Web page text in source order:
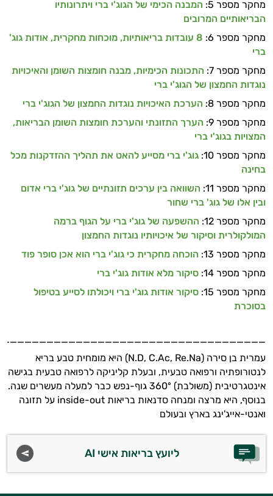
מחקר מספר 5:
המבנה הכימי של הגוג'י ברי ויתרונותיו
הבריאותיים המרובים
מחקר מספר 6:
8 עובדות בריאותיות, מוכחות מחקרית, אודות גוג'
ברי
מחקר מספר 7:
התכונות הכימיות, מבנה חומצות השומן והאיכויות
נוגדות החמצון של הגוג'י ברי
מחקר מספר 8:
הערכת האיכויות נוגדות החמצון של הגוג'י ברי
מחקר מספר 9:
הערך התזונתי והערכת חומצות השומן הבריאות,
המצויות בגוג'י ברי
מחקר מספר 10:
גוג'י ברי מסייע להאט את תהליך ההזדקנות מכל
בחינה
מחקר מספר 11:
השוואה בין ערכים תזונתיים של גוג'י ברי אדום
ובין אלו של גוג' ברי שחור
מחקר מספר 12:
ההשפעה של גוג'י ברי על הגוף ברמה
המולקולרית וסיקור של איכויותיו נוגדות החמצון
מחקר מספר 13:
הוכחה מחקרית כי גוג'י ברי הוא אכן סופר פוד
מחקר מספר 14:
סיקור מלא אודות גוג'י ברי
מחקר מספר 15:
סיקור אודות גוג'י ברי ויכולתו לסייע בטיפול
בסוכרת
עמרית בן סירה (N.D, C.Ac, Re.Na) היא מומחית טבע בריא
לנטורופתיה ורפואה טבעית, ובעלת קליניקה לרפואה טבעית בגישה
אינטגרטיבית (משולבת) 360º גוף-נפש כבר למעלה מעשרים שנה.
בנוסף, היא מרצה ומנחה סדנאות בריאות inside-out על תזונה
ואנטי-אייג'ינג בארץ ובעולם
ליועץ בריאות אישי AI